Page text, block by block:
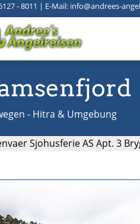
- 8011 | E-Mail: info@andrees-
- Hitra & Umgebung
Sjohusferie AS Apt. 3